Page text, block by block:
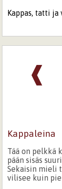
Kappas, tatti ja
❰
Kappaleina
Tää on pelkkä
pään sisäs suuri
Sekaisin mieli
vilisee kuin